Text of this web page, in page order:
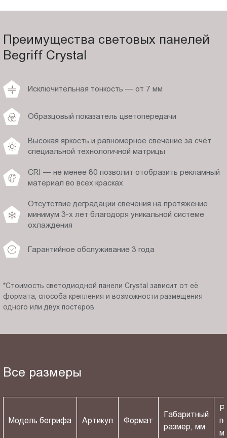
Преимущества световых панелей
Begriff Crystal
Исключительная тонкость — от 7 мм
Образцовый показатель цветопередачи
Высокая яркость и равномерное свечение за счёт
специальной технологичной матрицы
CRI — не менее 80 позволит отобразить рекламный
материал во всех красках
Отсутствие деградации свечения на протяжение
минимум 3-х лет благодоря уникальной системе
охлаждения
Гарантийное обслуживание 3 года
*Стоимость светодиодной панели Crystal зависит от её
формата, способа крепления и возможности размещения
одного или двух постеров
Все размеры
Модель бегрифа Артикул Формат
Габаритный
размер, мм